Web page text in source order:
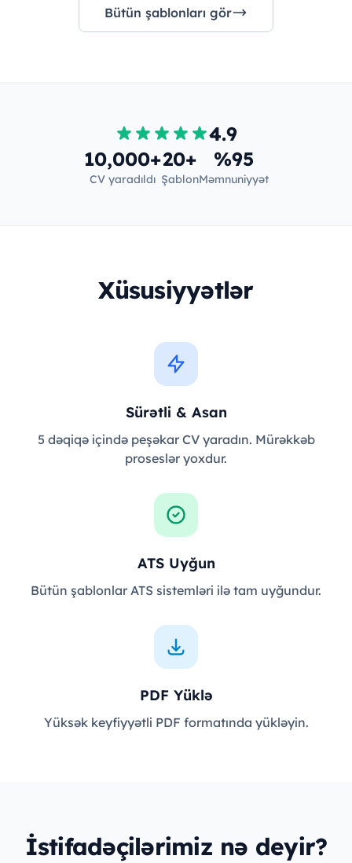
Bütün şablonları gör
4.9
10,000+
CV yaradıldı
20+
Şablon
%95
Məmnuniyyət
Xüsusiyyətlər
Sürətli & Asan
5 dəqiqə içində peşəkar CV yaradın. Mürəkkəb
proseslər yoxdur.
ATS Uyğun
Bütün şablonlar ATS sistemləri ilə tam uyğundur.
PDF Yüklə
Yüksək keyfiyyətli PDF formatında yükləyin.
İstifadəçilərimiz nə deyir?